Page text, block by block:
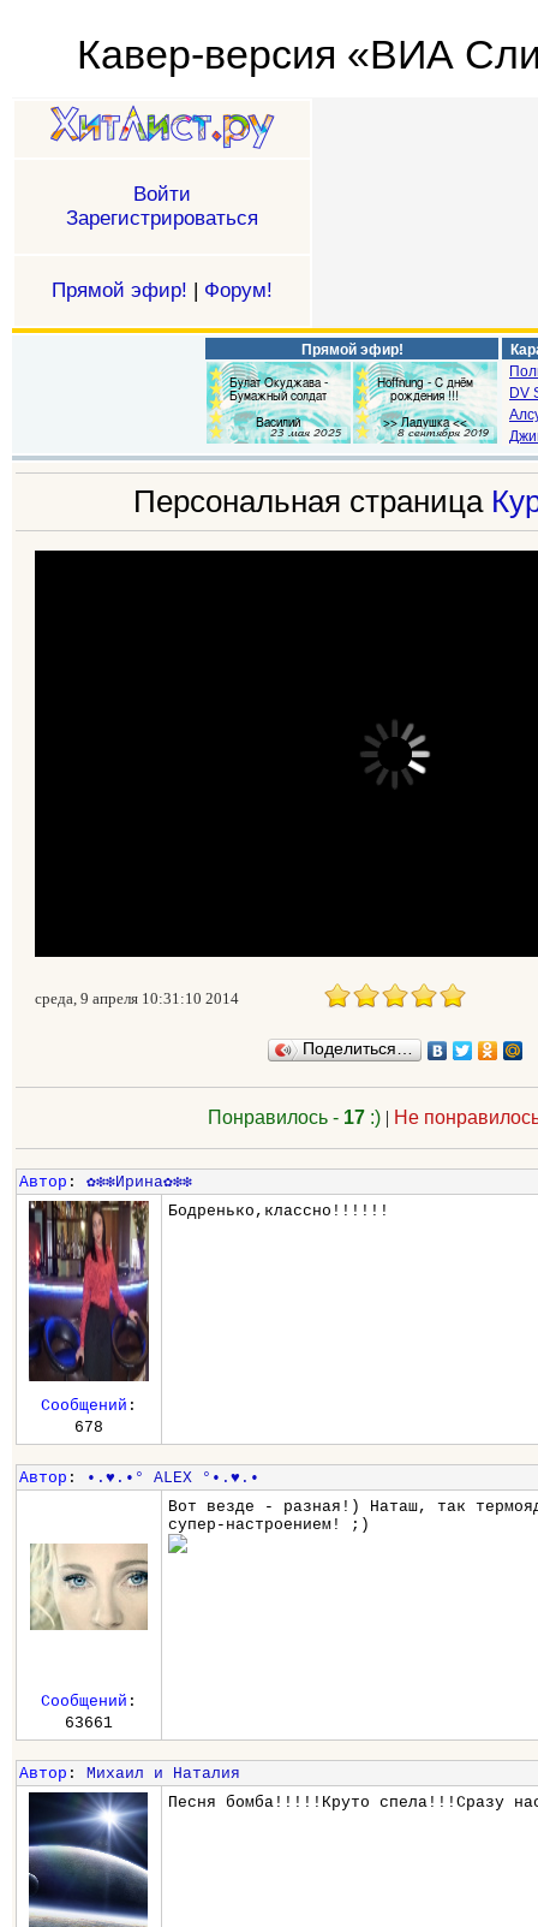
Кавер-версия «ВИА
Войти
Зарегистрироваться
Прямой эфир! | Форум!
Прямой эфир!
DV
Персональная страница
среда, 9 апреля 10:31:10 2014
Поделиться…
Понравилось - 17 :) | Не
Автор : ✿❇❇Ирина✿❇❇
Бодренько,классно!!!!!!
Сообщений :
678
Автор :
•.♥.•° ALEX °•.♥.•
Вот везде - разная!) Наташ, так
супер-настроением! ;)
Сообщений :
63661
Автор : Михаил и Наталия
Песня бомба!!!!!Круто спела!!!Сразу